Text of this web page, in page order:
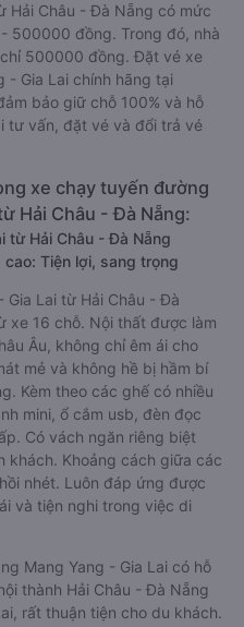
Hải Châu - Đà Nẵng có mức
500000 đồng. Trong đó, nhà
500000 đồng. Đặt vé xe
- Gia Lai chính hãng tại
bảo giữ chỗ 100% và hỗ
tư vấn, đặt vé và đổi trả vé
xe chạy tuyến đường
Hải Châu - Đà Nẵng:
từ Hải Châu - Đà Nẵng
Tiện lợi, sang trọng
Gia Lai từ Hải Châu - Đà
xe 16 chỗ. Nội thất được làm
Âu, không chỉ êm ái cho
mẻ và không hề bị hầm bí
Kèm theo các ghế có nhiều
mini, ổ cắm usb, đèn đọc
Có vách ngăn riêng biệt
khách. Khoảng cách giữa các
nhét. Luôn đáp ứng được
và tiện nghi trong việc di
Mang Yang - Gia Lai có hỗ
thành Hải Châu - Đà Nẵng
rất thuận tiện cho du khách.